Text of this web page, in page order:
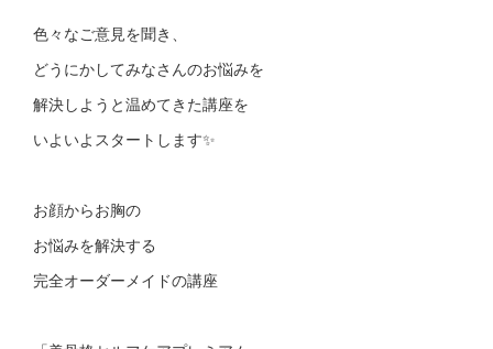
色々なご意見を聞き、
どうにかしてみなさんのお悩みを
解決しようと温めてきた講座を
いよいよスタートします✨
お顔からお胸の
お悩みを解決する
完全オーダーメイドの講座